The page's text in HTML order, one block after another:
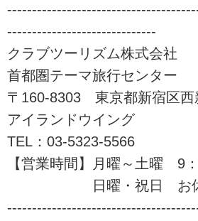
始めませんか
ご予約も簡単
------------------------------
クラブツーリズム株式会社
首都圏テーマ旅行センター
〒160-8303 東京都新宿区
アイランドウイング
TEL：03-5323-5566
【営業時間】月曜～土曜 9
日曜・祝日 お休み